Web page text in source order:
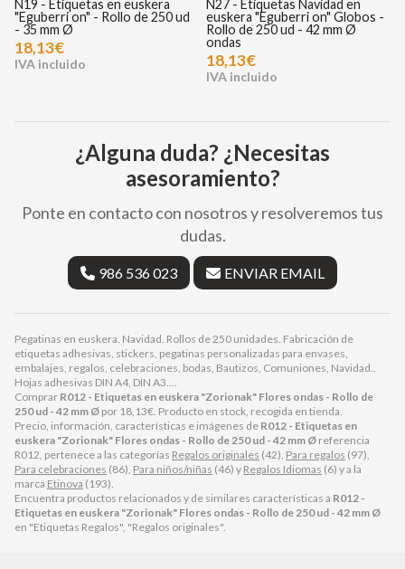
Pegatinas en euskera. Navidad. Rollos de 250 unidades. Fabricación de
etiquetas adhesivas, stickers, pegatinas personalizadas para envases,
embalajes, regalos, celebraciones, bodas, Bautizos, Comuniones, Navidad..
Hojas adhesivas DIN A4, DIN A3....
Comprar R012 - Etiquetas en euskera "Zorionak" Flores ondas - Rollo de
250 ud - 42 mm Ø por 18,13€ . Producto en stock, recogida en tienda.
Precio, información, características e imágenes de R012 - Etiquetas en
euskera "Zorionak" Flores ondas - Rollo de 250 ud - 42 mm Ø referencia
R012, pertenece a las categorías Regalos originales (42), Para regalos (97),
Para celebraciones (86), Para niños/niñas (46) y Regalos Idiomas (6) y a la
marca Etinova (193).
Encuentra productos relacionados y de similares características a R012 -
Etiquetas en euskera "Zorionak" Flores ondas - Rollo de 250 ud - 42 mm Ø
en "Etiquetas Regalos", "Regalos originales".
N19 - Etiquetas en euskera
"Eguberri on" - Rollo de 250 ud
- 35 mm Ø
18,13€
N27 - Etiquetas Navidad en
euskera "Eguberri on" Globos -
Rollo de 250 ud - 42 mm Ø
ondas
18,13€
¿Alguna duda? ¿Necesitas
asesoramiento?
Ponte en contacto con nosotros y resolveremos tus
dudas.
986 536 023 ENVIAR EMAIL